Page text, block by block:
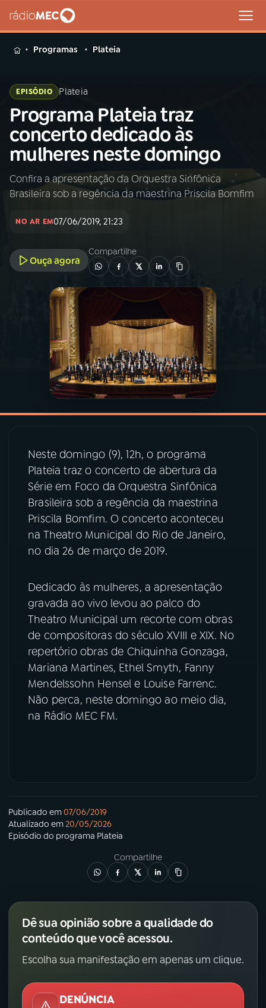
MENU
Buscar
na
Rádio
MEC
Buscar
Início AO VIVO
INÍCIO
A RÁDIO
PROGRAMAÇÃO
PROGRAMAS
PODCASTS
06VIDEOCASTS
07ÚLTIMAS
08PRÊMIO RÁDIO MEC
ACOMPANHE A RÁDIO MEC
Instagram X
TikTok
Programas Plateia
EPISÓDIO Plateia
Programa Plateia traz
concerto dedicado às
mulheres neste domingo
Confira a apresentação da Orquestra Sinfônica
Brasileira sob a regência da maestrina Priscila Bomfim
NO AR EM07/06/2019, 21:23
Ouça agora
Compartilhe
Neste domingo (9), 12h, o programa
Plateia traz o concerto de abertura da
Série em Foco da Orquestra Sinfônica
Brasileira sob a regência da maestrina
Priscila Bomfim. O concerto aconteceu
na Theatro Municipal do Rio de Janeiro,
no dia 26 de março de 2019.
Dedicado às mulheres, a apresentação
gravada ao vivo levou ao palco do
Theatro Municipal um recorte com obras
de compositoras do século XVIII e XIX. No
repertório obras de Chiquinha Gonzaga,
Mariana Martines, Ethel Smyth, Fanny
Mendelssohn Hensel e Louise Farrenc.
Não perca, neste domingo ao meio dia,
na Rádio MEC FM.
Publicado em07/06/2019
Atualizado em20/05/2026
Episódio do programa Plateia
Compartilhe
Dê sua opinião sobre a qualidade do
conteúdo que você acessou.
Escolha sua manifestação em apenas um clique.
DENÚNCIA